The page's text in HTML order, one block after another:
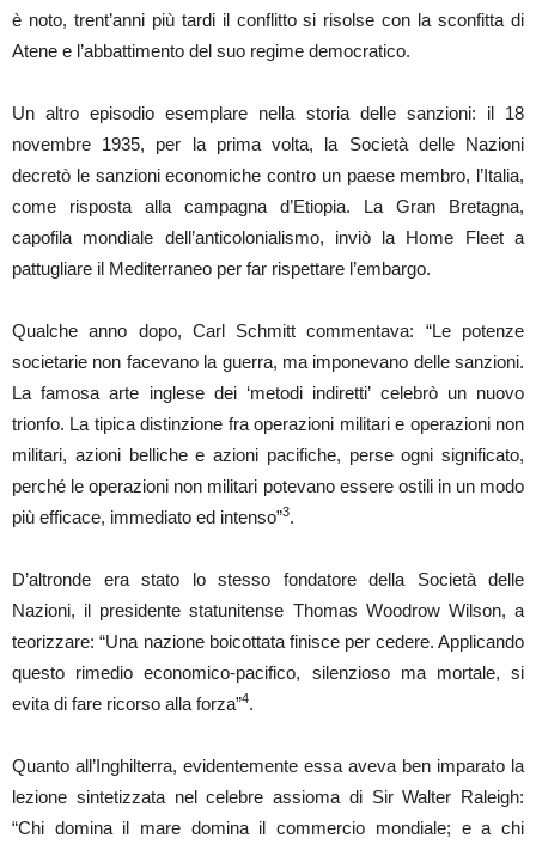
è noto, trent’anni più tardi il conflitto si risolse con la sconfitta di
Atene e l’abbattimento del suo regime democratico.
Un altro episodio esemplare nella storia delle sanzioni: il 18
novembre 1935, per la prima volta, la Società delle Nazioni
decretò le sanzioni economiche contro un paese membro, l’Italia,
come risposta alla campagna d’Etiopia. La Gran Bretagna,
capofila mondiale dell’anticolonialismo, inviò la Home Fleet a
pattugliare il Mediterraneo per far rispettare l’embargo.
Qualche anno dopo, Carl Schmitt commentava: “Le potenze
societarie non facevano la guerra, ma imponevano delle sanzioni.
La famosa arte inglese dei ‘metodi indiretti’ celebrò un nuovo
trionfo. La tipica distinzione fra operazioni militari e operazioni non
militari, azioni belliche e azioni pacifiche, perse ogni significato,
perché le operazioni non militari potevano essere ostili in un modo
più efficace, immediato ed intenso”3.
D’altronde era stato lo stesso fondatore della Società delle
Nazioni, il presidente statunitense Thomas Woodrow Wilson, a
teorizzare: “Una nazione boicottata finisce per cedere. Applicando
questo rimedio economico-pacifico, silenzioso ma mortale, si
evita di fare ricorso alla forza”4.
Quanto all’Inghilterra, evidentemente essa aveva ben imparato la
lezione sintetizzata nel celebre assioma di Sir Walter Raleigh:
“Chi domina il mare domina il commercio mondiale; e a chi